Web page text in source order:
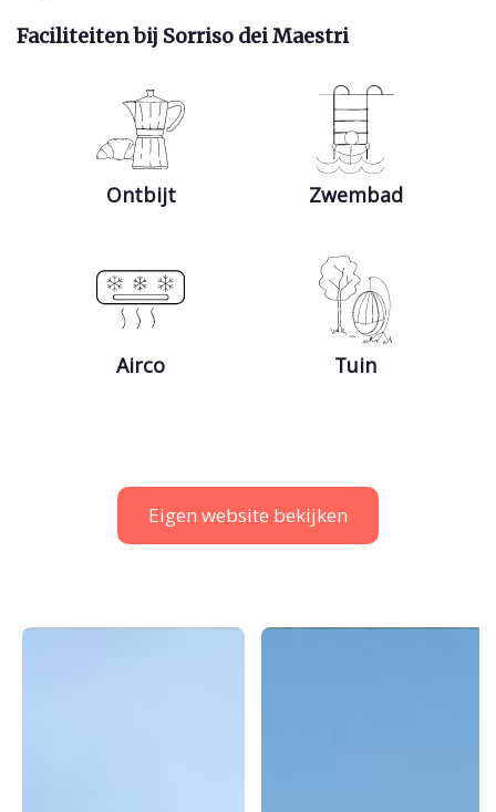
Faciliteiten bij Sorriso dei Maestri
Ontbijt Zwembad
Airco Tuin
Eigen website bekijken